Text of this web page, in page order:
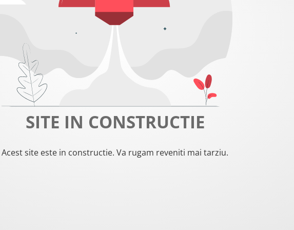
SITE IN CONSTRUCTIE
Acest site este in constructie. Va rugam reveniti mai tarziu.